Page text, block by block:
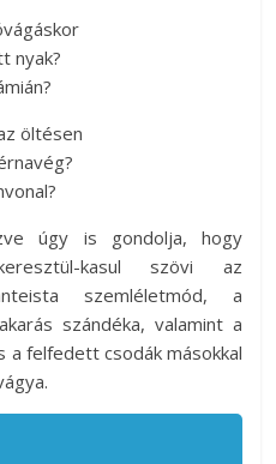
nyak?
öltésen
úgy is gondolja, hogy
kasul szövi az
szemléletmód, a
szándéka, valamint a
a felfedett csodák másokkal